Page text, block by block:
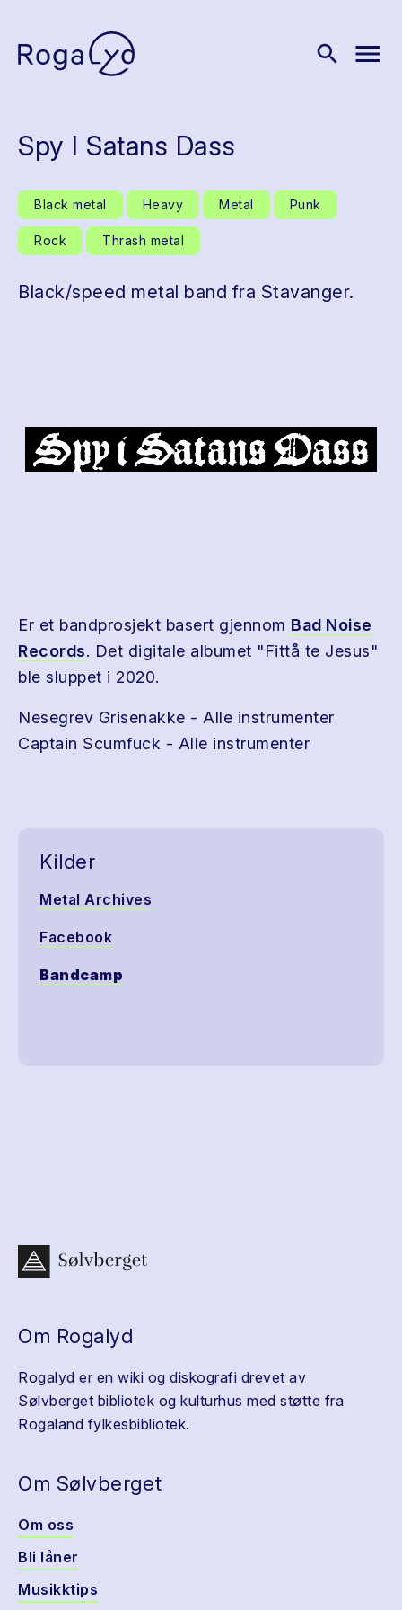
search menu
Spy I Satans Dass
Black metal Heavy Metal Punk
Rock Thrash metal
Black/speed metal band fra Stavanger.
Er et bandprosjekt basert gjennom Bad Noise
Records. Det digitale albumet "Fittå te Jesus"
ble sluppet i 2020.
Nesegrev Grisenakke - Alle instrumenter
Captain Scumfuck - Alle instrumenter
Kilder
Metal Archives
Facebook
Bandcamp
Om Rogalyd
Rogalyd er en wiki og diskografi drevet av
Sølvberget bibliotek og kulturhus med støtte fra
Rogaland fylkesbibliotek.
Om Sølvberget
Om oss
Bli låner
Musikktips